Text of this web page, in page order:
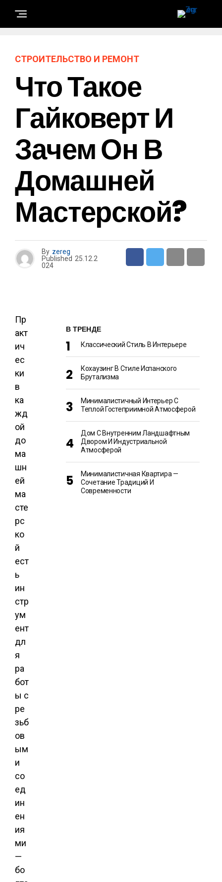
СТРОИТЕЛЬСТВО И РЕМОНТ
Что Такое
Гайковерт И
Зачем Он В
Домашней
Мастерской?
By zereg
Published 25.12.2
024
Пр
акт
ич
ес
ки
в
ка
жд
ой
до
ма
шн
ей
ма
сте
рс
ко
й
ест
ь
ин
стр
ум
ент
дл
я
ра
бот
ы с
ре
зьб
ов
ым
и
со
ед
ин
ен
ия
ми
—
бо
В ТРЕНДЕ
Классический Стиль В Интерьере
Кохаузинг В Стиле Испанского
Брутализма
Минималистичный Интерьер С
Теплой Гостеприимной Атмосферой
Дом С Внутренним Ландшафтным
Двором И Индустриальной
Атмосферой
Минималистичная Квартира —
Сочетание Традиций И
Современности